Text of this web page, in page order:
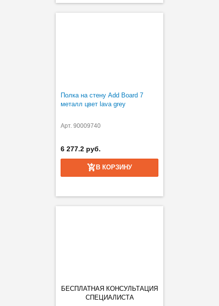
Полка на стену Add Board 7
металл цвет lava grey
Арт. 90009740
6 277.2 руб.
В КОРЗИНУ
БЕСПЛАТНАЯ КОНСУЛЬТАЦИЯ
СПЕЦИАЛИСТА